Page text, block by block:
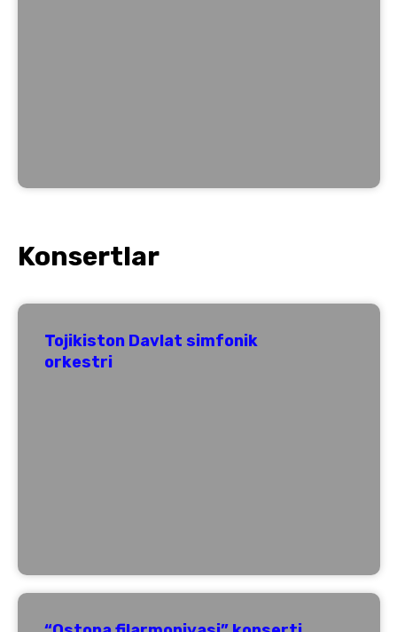
Konsertlar
Tojikiston Davlat simfonik
orkestri